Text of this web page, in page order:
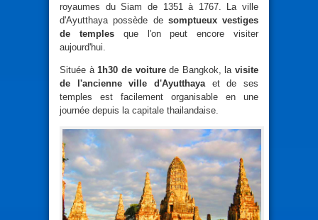
royaumes du Siam de 1351 à 1767. La ville
d'Ayutthaya possède de somptueux vestiges
de templesque l'on peut encore visiter
aujourd'hui.
Située à1h30 de voiturede Bangkok, la visite
de l'ancienne ville d'Ayutthayaet de ses
temples est facilement organisable en une
journée depuis la capitale thailandaise.